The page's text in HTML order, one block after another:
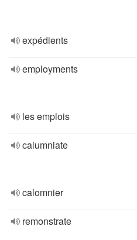
expédients
employments
les emplois
calumniate
calomnier
remonstrate